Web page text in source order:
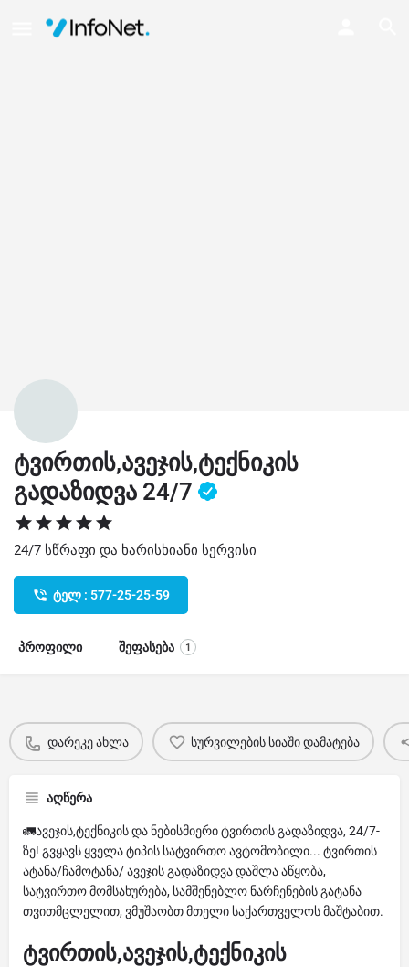
ტვირთის,ავეჯის,ტექნიკის
გადაზიდვა 24/7
24/7 სწრაფი და ხარისხიანი სერვისი
ტელ : 577-25-25-59
პროფილი შეფასება 1
დარეკე ახლა სურვილების სიაში დამატება
აღწერა
🚛ავეჯის,ტექნიკის და ნებისმიერი ტვირთის გადაზიდვა, 24/7-
ზე! გვყავს ყველა ტიპის სატვირთო ავტომობილი... ტვირთის
ატანა/ჩამოტანა/ ავეჯის გადაზიდვა დაშლა აწყობა,
სატვირთო მომსახურება, სამშენებლო ნარჩენების გატანა
თვითმცლელით, ვმუშაობთ მთელი საქართველოს მაშტაბით.
ტვირთის,ავეჯის,ტექნიკის